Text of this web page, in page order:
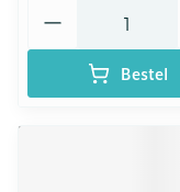
Bestel